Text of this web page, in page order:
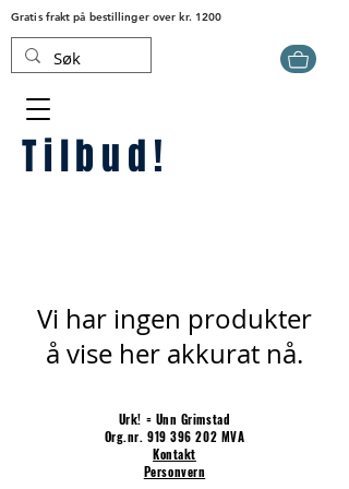
Gratis frakt på bestillinger over kr. 1200
Tilbud!
Vi har ingen produkter
å vise her akkurat nå.
Urk! = Unn Grimstad
Org.nr.919 396 202 MVA
Kontakt
Personvern